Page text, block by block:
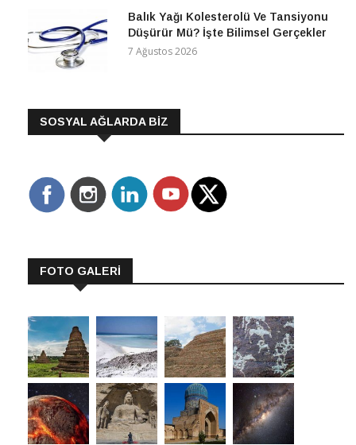
Balık Yağı Kolesterolü Ve Tansiyonu
Düşürür Mü? İşte Bilimsel Gerçekler
7 Ağustos 2026
SOSYAL AĞLARDA BİZ
FOTO GALERİ